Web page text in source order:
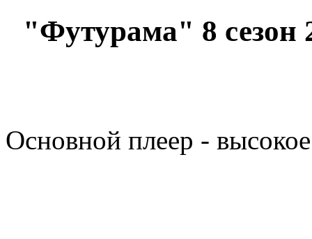
"Футурама" 8 сезон
Основной плеер - высокое